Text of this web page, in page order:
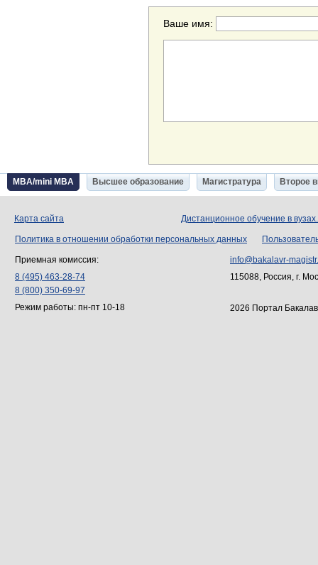
Ваше имя:
MBA/mini MBA Высшее образование Магистратура Второе
Карта сайта Дистанционное обучение в
Политика в отношении обработки персональных данных
Приемная комиссия:
8 (495) 463-28-74
8 (800) 350-69-97
Режим работы: пн-пт 10-18
info@bakalavr-
115088, Россия, г.
2026 Портал